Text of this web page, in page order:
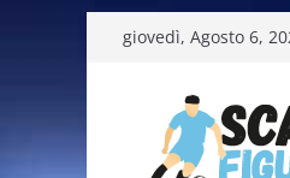
giovedì, Agosto 6,